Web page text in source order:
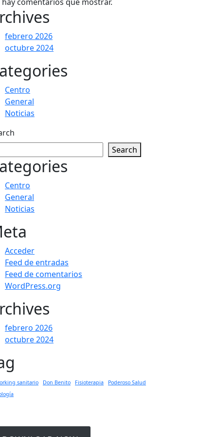
febrero 2026
octubre 2024
Centro
General
Noticias
Search
Centro
General
Noticias
Acceder
Feed de entradas
Feed de comentarios
WordPress.org
febrero 2026
octubre 2024
sanitario Don Benito Fisioterapia
Poderoso Salud